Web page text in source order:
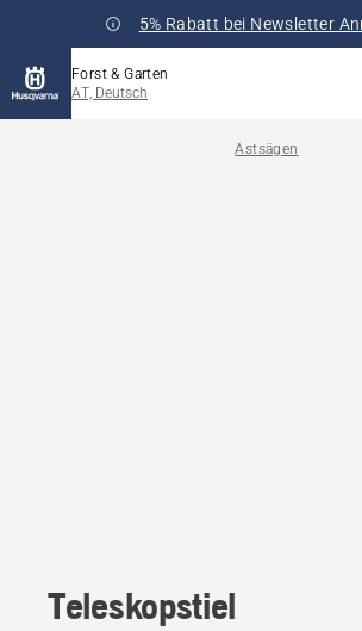
5% Rabatt bei Newsletter
Forst & Garten
AT, Deutsch
Astsägen
Teleskopstiel